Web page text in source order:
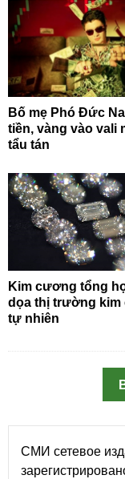
Bố mẹ Phó Đức
tiền, vàng vào vali
tẩu tán
Kim cương tổng
dọa thị trường
tự nhiên
СМИ сетевое